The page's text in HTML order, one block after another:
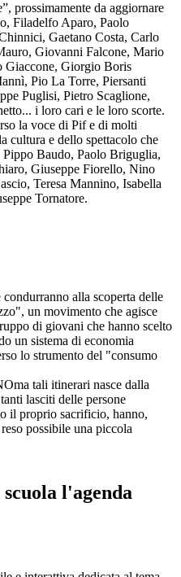
prossimamente da aggiornare
Filadelfo Aparo, Paolo
Gaetano Costa, Carlo
Giovanni Falcone, Mario
Giaccone, Giorgio Boris
Pio La Torre, Piersanti
Puglisi, Pietro Scaglione,
i loro cari e le loro scorte.
la voce di Pif e di molti
cultura e dello spettacolo che
Baudo, Paolo Briguglia,
Giuseppe Fiorello, Nino
Teresa Mannino, Isabella
Tornatore.
alla scoperta delle
un movimento che agisce
di giovani che hanno scelto
un sistema di economia
lo strumento del "consumo
tali itinerari nasce dalla
lasciti delle persone
il proprio sacrificio, hanno,
possibile una piccola
l'agenda